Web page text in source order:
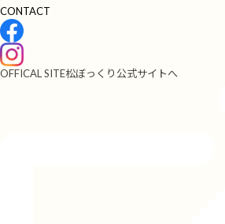
CONTACT
OFFICAL SITE松ぼっくり公式サイトへ